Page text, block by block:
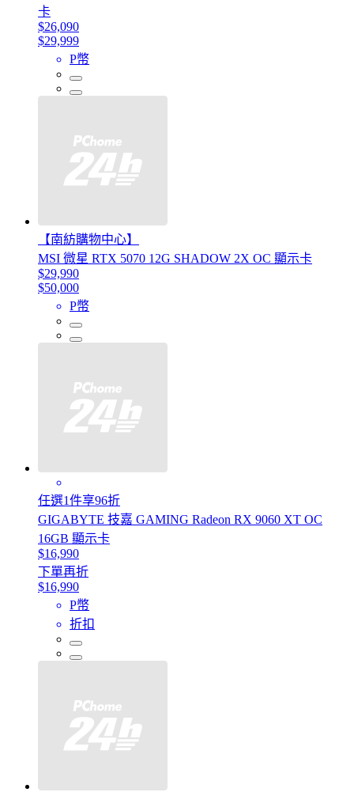
卡
$26,090
$29,999
P幣
【南紡購物中心】
MSI 微星 RTX 5070 12G SHADOW 2X OC 顯示卡
$29,990
$50,000
P幣
任選1件享96折
GIGABYTE 技嘉 GAMING Radeon RX 9060 XT OC
16GB 顯示卡
$16,990
下單再折
$16,990
P幣
折扣